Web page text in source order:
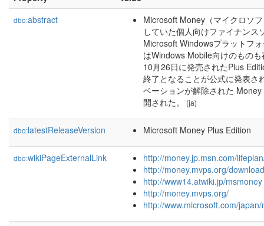
dbo:abstract
Microsoft Money（マイクロソ
していた個人向けファイナン
Microsoft Windowsプラットフ
はWindows Mobile向けのもの
10月26日に発売されたPlus
終了となることが公式に発表さ
ベーションが解除された
開された。
(ja)
dbo:latestReleaseVersion Microsoft Money Plus Edition
dbo:wikiPageExternalLink
http://money.jp.msn.com/
http://money.mvps.org/
http://www14.atwiki.jp/msmoney
http://money.mvps.org/
http://www.microsoft.com/